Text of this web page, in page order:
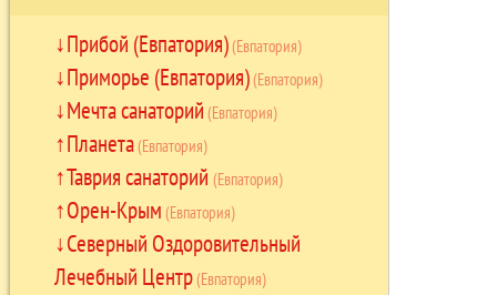
Прибой (Евпатория)(Евпатория)
Приморье (Евпатория)(Евпатория)
Мечта санаторий (Евпатория)
Планета(Евпатория)
Таврия санаторий (Евпатория)
Орен-Крым (Евпатория)
Северный Оздоровительный
Лечебный Центр(Евпатория)